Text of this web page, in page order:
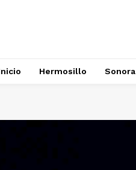
Hermosillo Sonora